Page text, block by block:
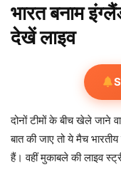
भारत बनाम
देखें लाइव
दोनों टीमों के बीच खेले
बात की जाए तो ये मैच
हैं। वहीं मुकाबले की लाइव